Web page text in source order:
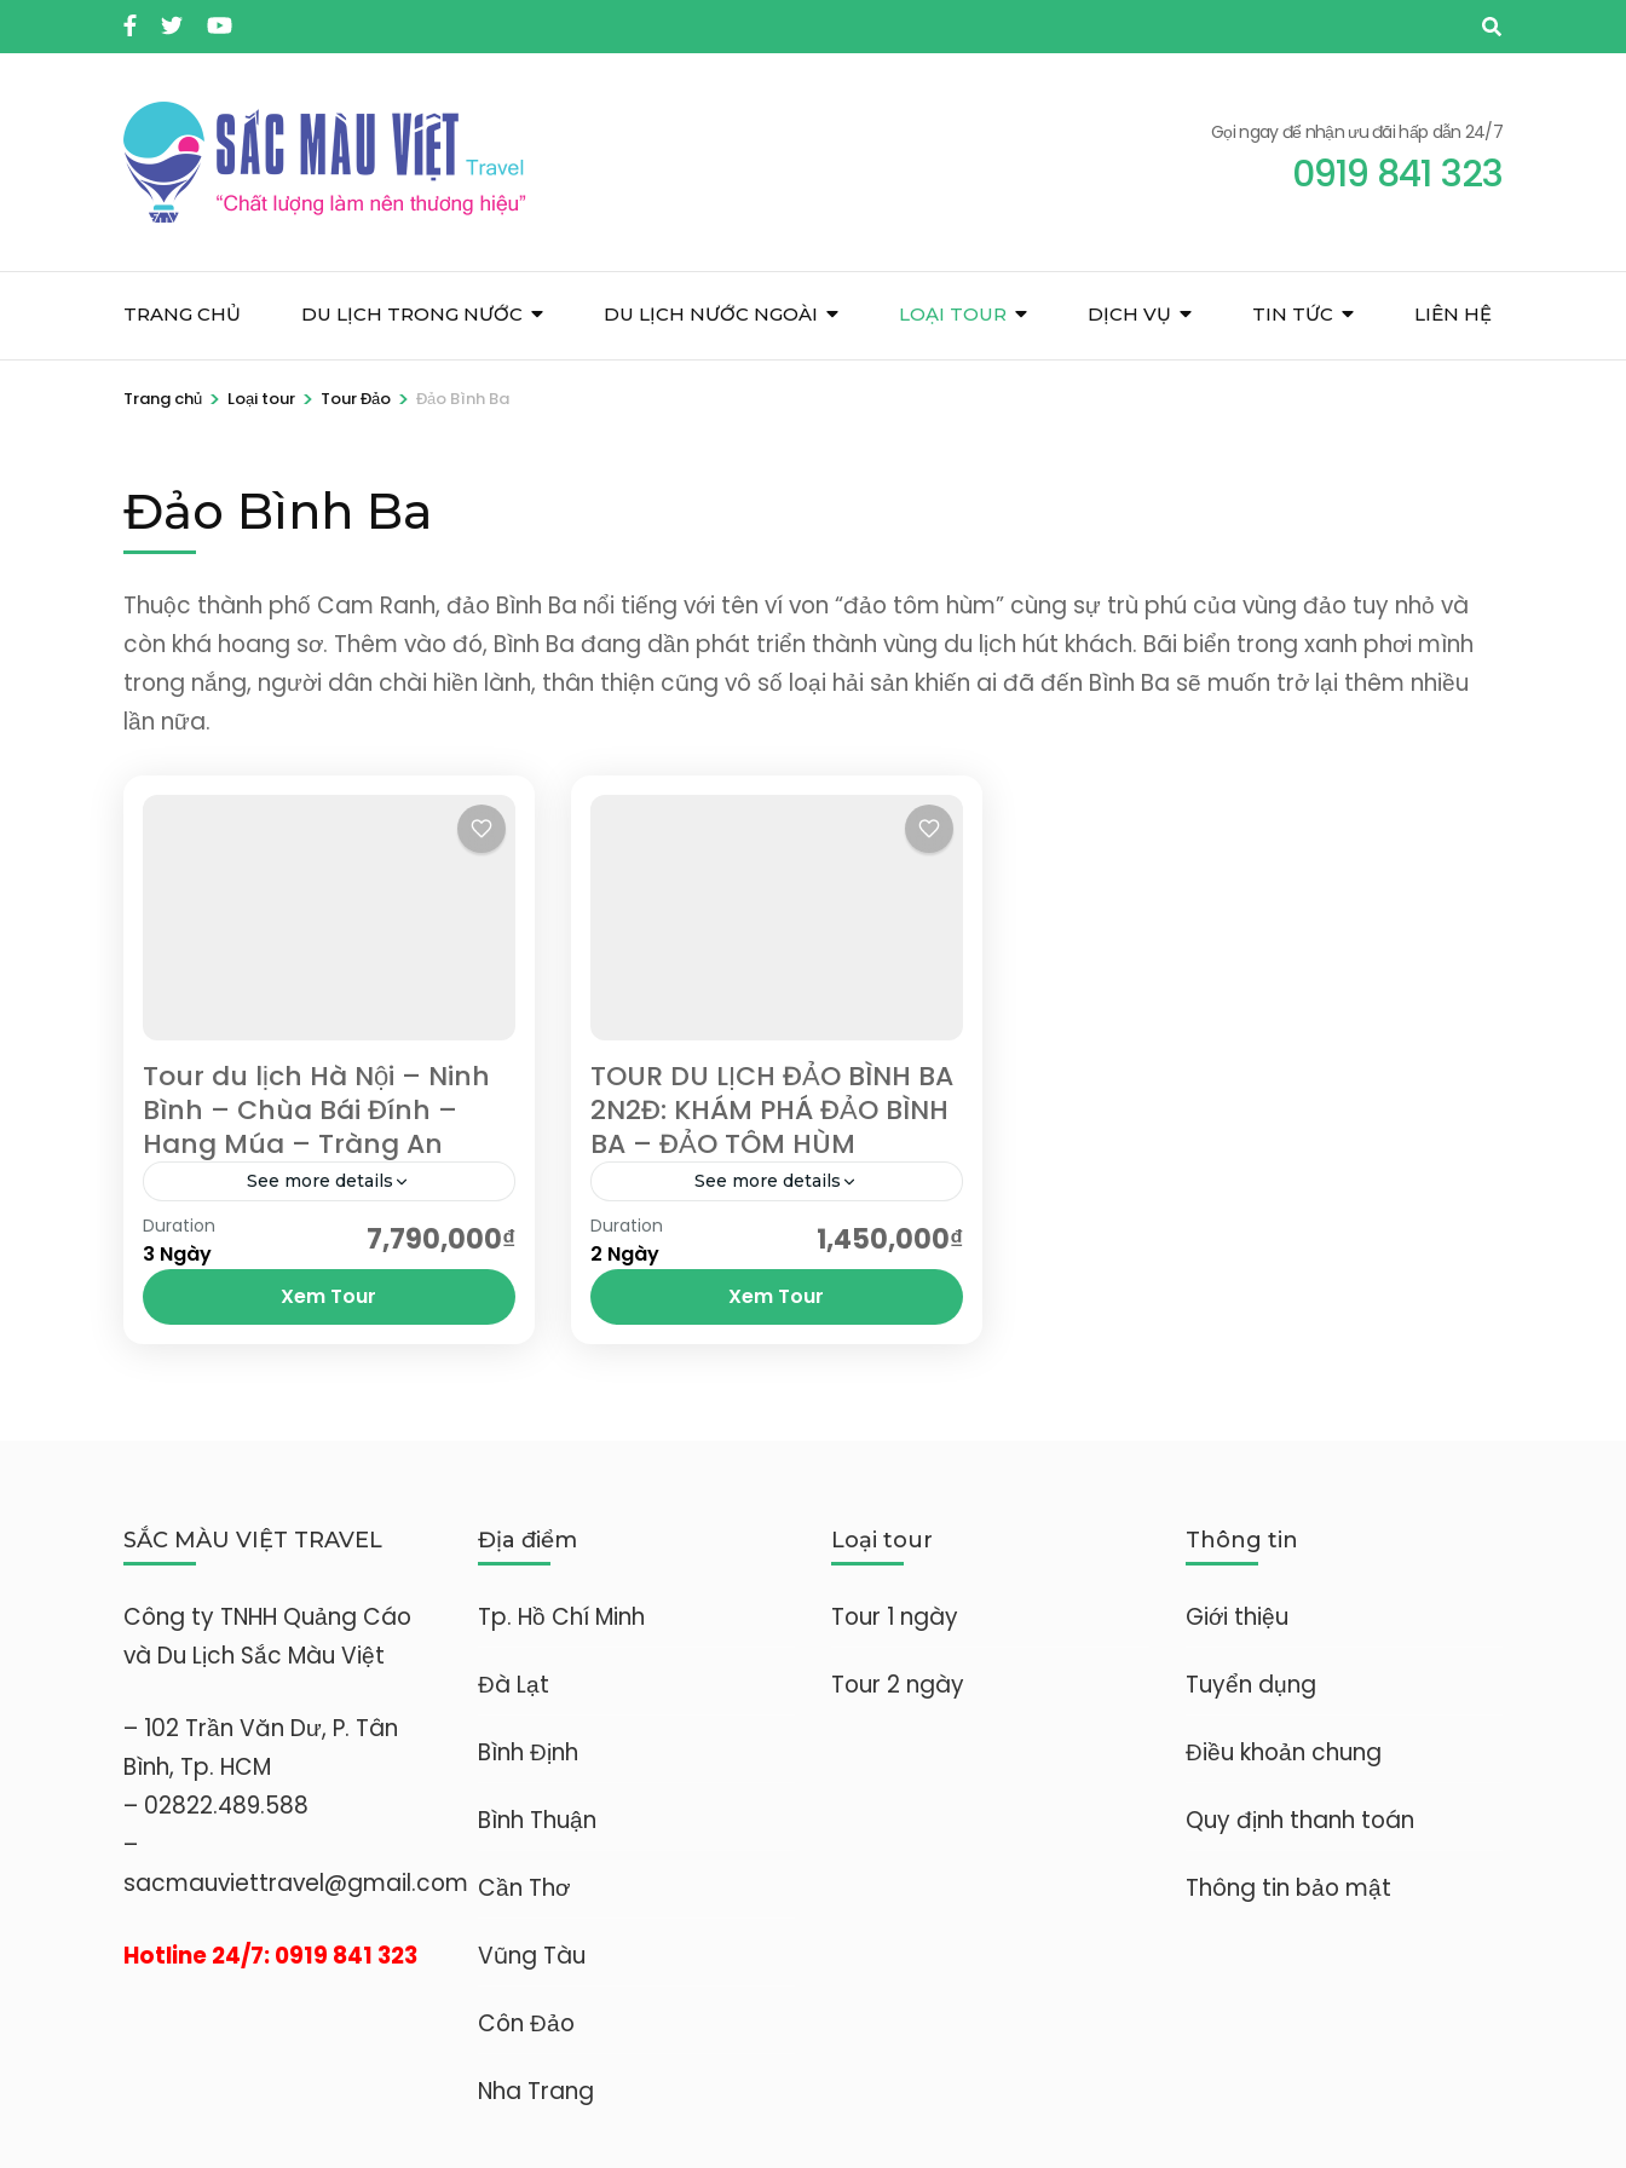
qua
Gọi ngay để nhận ưu đãi hấp dẫn 24/7
0919 841 323
TRANG CHỦ DU LỊCH TRONG NƯỚC DU LỊCH NƯỚC NGOÀI LOẠI TOUR DỊCH VỤ TIN TỨC LIÊN HỆ
Trang chủ > Loại tour > Tour Đảo > Đảo Bình Ba
Đảo Bình Ba
Thuộc thành phố Cam Ranh, đảo Bình Ba nổi tiếng với tên ví von “đảo tôm hùm” cùng sự trù phú của vùng đảo tuy nhỏ và
còn khá hoang sơ. Thêm vào đó, Bình Ba đang dần phát triển thành vùng du lịch hút khách. Bãi biển trong xanh phơi mình
trong nắng, người dân chài hiền lành, thân thiện cũng vô số loại hải sản khiến ai đã đến Bình Ba sẽ muốn trở lại thêm nhiều
lần nữa.
Tour du lịch Hà Nội – Ninh
Bình – Chùa Bái Đính –
Hang Múa – Tràng An
See more details
Viếng Lăng Chủ Tịch Hồ Chí Minh,
tham quan nhà sàn Bác Hồ - Chùa
Một Cột; Khám phá Bảo tàng Hồ Chí
Duration
3 Ngày 7,790,000₫
Xem Tour
TOUR DU LỊCH ĐẢO BÌNH BA
2N2Đ: KHÁM PHÁ ĐẢO BÌNH
BA – ĐẢO TÔM HÙM
See more details
Tham quan Đảo Bình Ba bằng xe máy
hoặc xe điện; Tắm biển ở những bãi
tắm vô cùng sạch: Bãi Nồm, Bãi Nhà
Duration
2 Ngày 1,450,000₫
Xem Tour
SẮC MÀU VIỆT TRAVEL
Công ty TNHH Quảng Cáo
và Du Lịch Sắc Màu Việt
– 102 Trần Văn Dư, P. Tân
Bình, Tp. HCM
– 02822.489.588
–
sacmauviettravel@gmail.com
Hotline 24/7: 0919 841 323
Địa điểm
Tp. Hồ Chí Minh
Đà Lạt
Bình Định
Bình Thuận
Cần Thơ
Vũng Tàu
Côn Đảo
Nha Trang
Loại tour
Tour 1 ngày
Tour 2 ngày
Thông tin
Giới thiệu
Tuyển dụng
Điều khoản chung
Quy định thanh toán
Thông tin bảo mật